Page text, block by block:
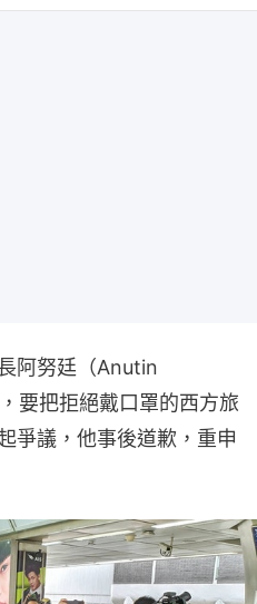
阿努廷（Anutin
要把拒絕戴口罩的西方旅
爭議，他事後道歉，重申